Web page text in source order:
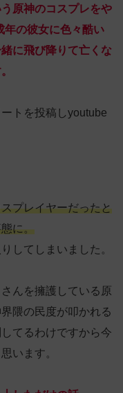
原神のコスプレをや
の彼女に色々酷い
に飛び降りて亡くな
トを投稿しyoutube
プレイヤーだったと
に。
してしまいました。
んを擁護している原
隈の民度が叩かれる
てるわけですから今
います。